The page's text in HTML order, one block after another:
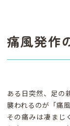
痛風発作
ある日突然、足の
襲われるのが「痛
その痛みは凄まじ